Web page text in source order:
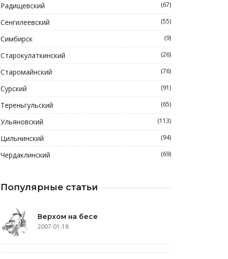
Радищевский (67)
Сенгилеевский (55)
Симбирск (9)
Старокулаткинский (26)
Старомайнский (76)
Сурский (91)
Тереньгульский (65)
Ульяновский (113)
Цильнинский (94)
Чердаклинский (69)
Популярные статьи
Верхом на бесе
2007-01-18